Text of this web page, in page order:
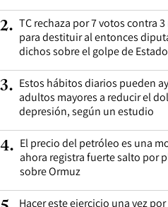
2. TC rechaza por 7 votos contra
para destituir al entonces
dichos sobre el golpe de Estado
3. Estos hábitos diarios pueden
adultos mayores a reducir el
depresión, según un estudio
4. El precio del petróleo es una
ahora registra fuerte salto por
sobre Ormuz
Hacer este ejercicio una vez